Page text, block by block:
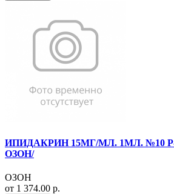
ИПИДАКРИН 15МГ/МЛ. 1МЛ. №10
ОЗОН/
ОЗОН
от 1 374.00 р.